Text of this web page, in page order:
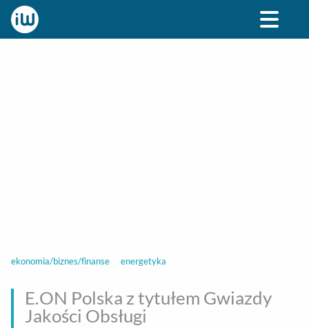
ekonomia/biznes/finanse energetyka
E.ON Polska z tytułem Gwiazdy
Jakości Obsługi